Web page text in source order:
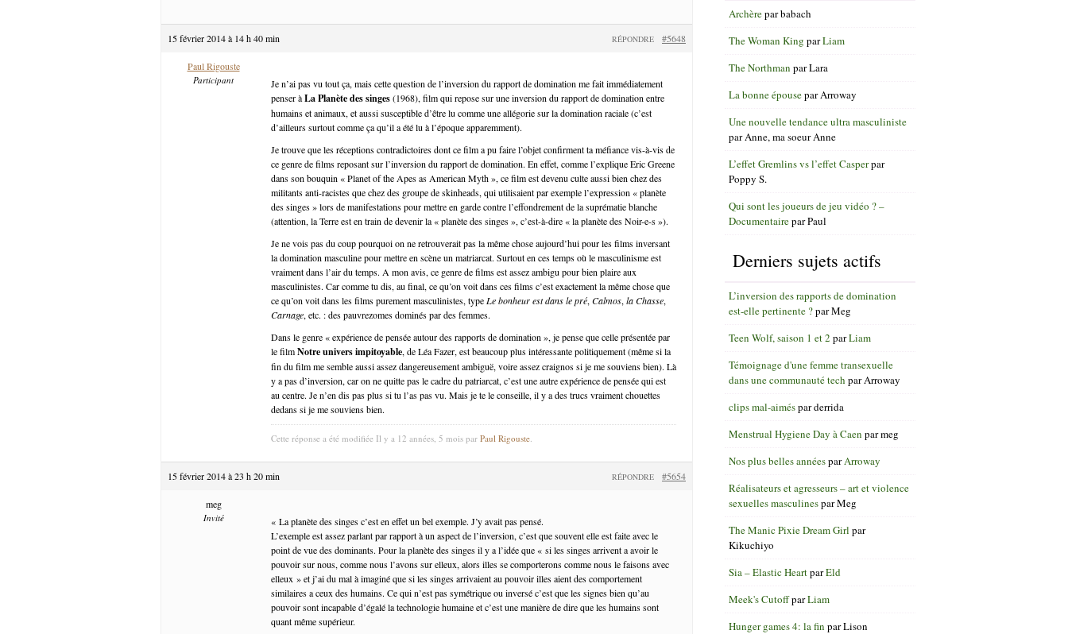
15 février 2014 à 14 h 40 min #5648
RÉPONDRE
Paul Rigouste
Participant
Je n’ai pas vu tout ça, mais cette question de l’inversion du rapport de domination me fait immédiatement
penser àLa Planète des singes(1968), film qui repose sur une inversion du rapport de domination entre
humains et animaux, et aussi susceptible d’être lu comme une allégorie sur la domination raciale (c’est
d’ailleurs surtout comme ça qu’il a été lu à l’époque apparemment).
Je trouve que les réceptions contradictoires dont ce film a pu faire l’objet confirment ta méfiance vis-à-vis de
ce genre de films reposant sur l’inversion du rapport de domination. En effet, comme l’explique Eric Greene
dans son bouquin « Planet of the Apes as American Myth », ce film est devenu culte aussi bien chez des
militants anti-racistes que chez des groupe de skinheads, qui utilisaient par exemple l’expression « planète
des singes » lors de manifestations pour mettre en garde contre l’effondrement de la suprématie blanche
(attention, la Terre est en train de devenir la « planète des singes », c’est-à-dire « la planète des Noir-e-s »).
Je ne vois pas du coup pourquoi on ne retrouverait pas la même chose aujourd’hui pour les films inversant
la domination masculine pour mettre en scène un matriarcat. Surtout en ces temps où le masculinisme est
vraiment dans l’air du temps. A mon avis, ce genre de films est assez ambigu pour bien plaire aux
masculinistes. Car comme tu dis, au final, ce qu’on voit dans ces films c’est exactement la même chose que
ce qu’on voit dans les films purement masculinistes, type Le bonheur est dans le pré, Calmos, la Chasse,
Carnage, etc. : des pauvrezomes dominés par des femmes.
Dans le genre « expérience de pensée autour des rapports de domination », je pense que celle présentée par
le filmNotre univers impitoyable, de Léa Fazer, est beaucoup plus intéressante politiquement (même si la
fin du film me semble aussi assez dangereusement ambiguë, voire assez craignos si je me souviens bien). Là
y a pas d’inversion, car on ne quitte pas le cadre du patriarcat, c’est une autre expérience de pensée qui est
au centre. Je n’en dis pas plus si tu l’as pas vu. Mais je te le conseille, il y a des trucs vraiment chouettes
dedans si je me souviens bien.
Cette réponse a été modifiée Il y a 12 années, 5 mois par Paul Rigouste
15 février 2014 à 23 h 20 min #5654
RÉPONDRE
meg
Invité
« La planète des singes c’est en effet un bel exemple. J’y avait pas pensé.
L’exemple est assez parlant par rapport à un aspect de l’inversion, c’est que souvent elle est faite avec le
point de vue des dominants. Pour la planète des singes il y a l’idée que « si les singes arrivent a avoir le
pouvoir sur nous, comme nous l’avons sur elleux, alors illes se comporterons comme nous le faisons avec
elleux » et j’ai du mal à imaginé que si les singes arrivaient au pouvoir illes aient des comportement
similaires a ceux des humains. Ce qui n’est pas symétrique ou inversé c’est que les signes bien qu’au
pouvoir sont incapable d’égalé la technologie humaine et c’est une manière de dire que les humains sont
quant même supérieur.
Archèreparbabach
The Woman King parLiam
The Northman parLara
La bonne épouseparArroway
Une nouvelle tendance ultra masculiniste
parAnne, ma soeur Anne
L’effet Gremlins vs l’effet Casperpar
Poppy S.
Qui sont les joueurs de jeu vidéo ? –
DocumentaireparPaul
Derniers sujets actifs
L’inversion des rapports de domination
est-elle pertinente ?parMeg
Teen Wolf, saison 1 et 2 parLiam
Témoignage d'une femme transexuelle
dans une communauté tech parArroway
clips mal-aimésparderrida
Menstrual Hygiene Day à Caen parmeg
Nos plus belles annéesparArroway
Réalisateurs et agresseurs – art et violence
sexuelles masculinesparMeg
The Manic Pixie Dream Girl par
Kikuchiyo
Sia – Elastic HeartparEld
Meek's CutoffparLiam
Hunger games 4: la fin parLison